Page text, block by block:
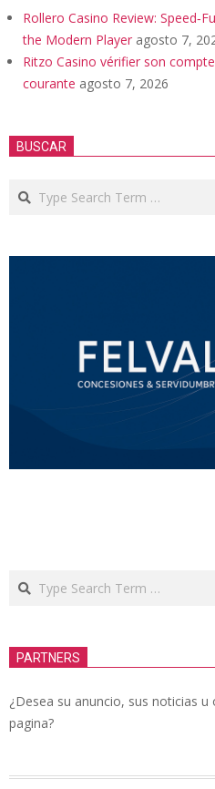
Rollero Casino Review:
the Modern Player agosto 7,
Ritzo Casino vérifier son
courante agosto 7, 2026
BUSCAR
Search
Search
PARTNERS
¿Desea su anuncio, sus noticias
pagina?